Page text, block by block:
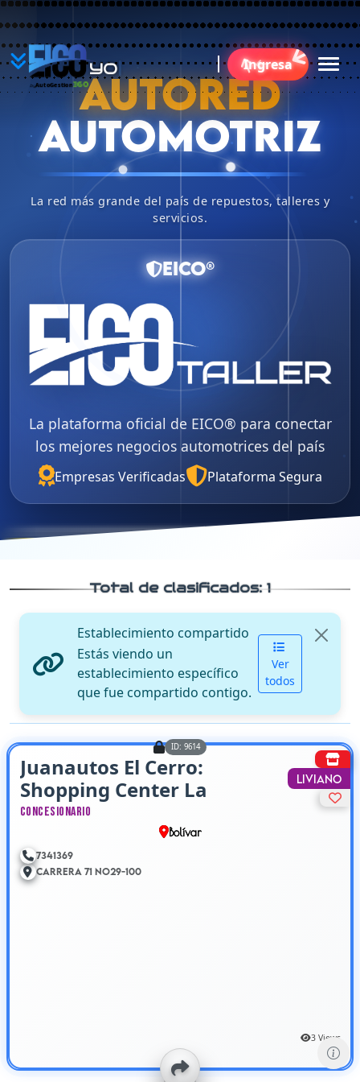
YO
B
AutoGestion 360
Ingresa
AUTORED
AUTOMOTRIZ
La red más grande del país de repuestos, talleres y
servicios.
EICO®
La plataforma oficial de EICO® para conectar
los mejores negocios automotrices del país
Empresas Verificadas Plataforma Segura
Total de clasificados:1
Establecimiento compartido
Estás viendo un
establecimiento específico
que fue compartido contigo.
Ver
todos
ID: 9614
Liviano
Juanautos El Cerro:
Shopping Center La
Plazuela
Concesionario
Bolívar
7341369
Carrera 71 No29-100
3 Views